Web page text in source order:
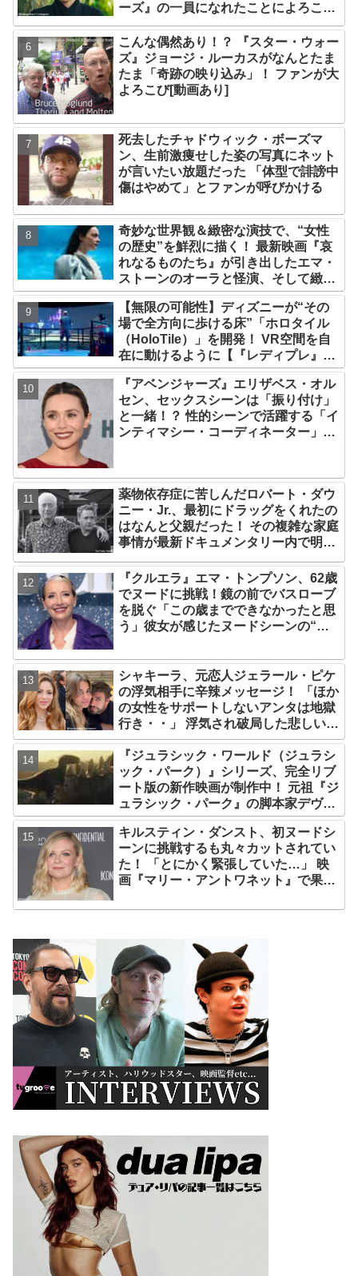
ーズ』の一員になれたことによろこび
爆発
こんな偶然あり！？ 『スター・ウォー
ズ』ジョージ・ルーカスがなんとたま
たま「奇跡の映り込み」！ ファンが大
よろこび[動画あり]
死去したチャドウィック・ボーズマ
ン、生前激痩せした姿の写真にネット
が言いたい放題だった 「体型で誹謗中
傷はやめて」とファンが呼びかける
奇妙な世界観＆緻密な演技で、“女性
の歴史”を鮮烈に描く！ 最新映画『哀
れなるものたち』が引き出したエマ・
ストーンのオーラと怪演、そして緻密
すぎる演技力！ これは女性の“自由意
志”の物語［レビュー＆解説］
【無限の可能性】ディズニーが“その
場で全方向に歩ける床”「ホロタイル
（HoloTile）」を開発！ VR空間を自
在に動けるように【『レディプレ』実
現への大きな一歩？】
『アベンジャーズ』エリザベス・オル
セン、セックスシーンは「振り付け」
と一緒！？ 性的シーンで活躍する「イ
ンティマシー・コーディネーター」の
薬物依存症に苦しんだロバート・ダウ
ニー・Jr.、最初にドラッグをくれたの
はなんと父親だった！ その複雑な家庭
事情が最新ドキュメンタリー内で明ら
『クルエラ』エマ・トンプソン、62歳
でヌードに挑戦！鏡の前でバスローブ
を脱ぐ「この歳までできなかったと思
う」彼女が感じたヌードシーンの“難
シャキーラ、元恋人ジェラール・ピケ
の浮気相手に辛辣メッセージ！ 「ほか
の女性をサポートしないアンタは地獄
行き・・」 浮気され破局した悲しい心
境を赤裸々に語る
『ジュラシック・ワールド（ジュラシ
ック・パーク）』シリーズ、完全リブ
ート版の新作映画が制作中！ 元祖『ジ
ュラシック・パーク』の脚本家デヴィ
ッド・コープが関与
キルスティン・ダンスト、初ヌードシ
ーンに挑戦するも丸々カットされてい
た！ 「とにかく緊張していた…」 映
画『マリー・アントワネット』で果敢